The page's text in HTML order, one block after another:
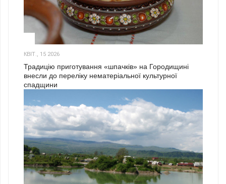
КВІТ., 15 2026
Традицію приготування «шпачків» на Городищині
внесли до переліку нематеріальної культурної
спадщини